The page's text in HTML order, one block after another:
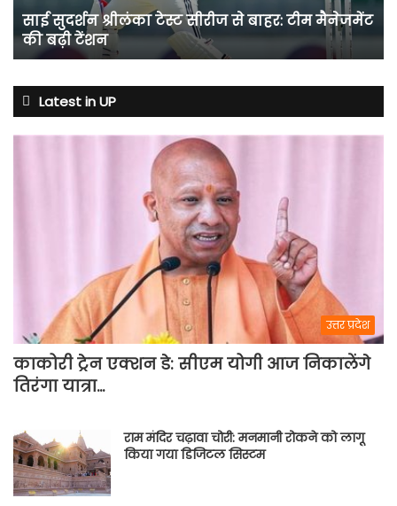
मैनेजमेंट
की
बढ़ी
साई सुदर्शन श्रीलंका टेस्ट सीरीज से बाहर: टीम मैनेजमेंट
की बढ़ी टेंशन
Latest in UP
उत्तर प्रदेश
काकोरी ट्रेन एक्शन डे: सीएम योगी आज निकालेंगे
तिरंगा यात्रा…
राम मंदिर चढ़ावा चोरी: मनमानी रोकने को लागू
किया गया डिजिटल सिस्टम